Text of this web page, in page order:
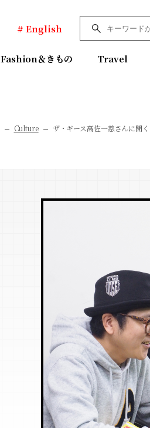
# English
Fashion＆きもの Travel
Culture ザ・ギース高佐一慈さんに聞